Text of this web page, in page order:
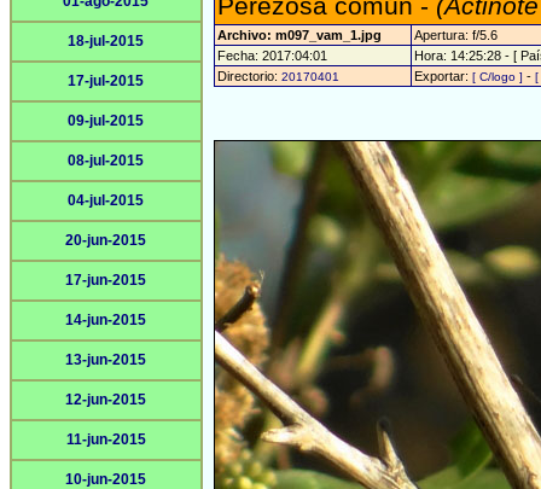
18-jul-2015
17-jul-2015
09-jul-2015
08-jul-2015
04-jul-2015
20-jun-2015
17-jun-2015
14-jun-2015
13-jun-2015
12-jun-2015
11-jun-2015
10-jun-2015
Perezosa común -
Archivo: m097_vam_1.jpg
Apertura: f/5.6
Fecha: 2017:04:01
Hora: 14:25:28 - [
Directorio: 20170401 Exportar: [ C/logo ] - [